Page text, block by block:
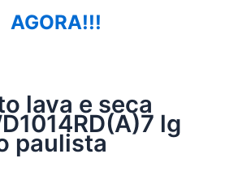
AGORA!!!
lava e seca
lg
paulista